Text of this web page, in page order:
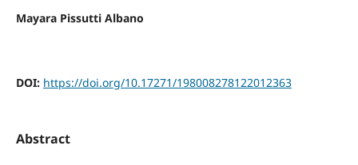
Mayara Pissutti Albano
DOI: https://doi.org/10.17271/198008278122012363
Abstract